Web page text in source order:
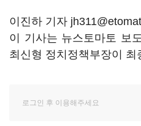
이진하 기자
이 기사는 뉴스토마토 보
최신형 정치정책부장이 최